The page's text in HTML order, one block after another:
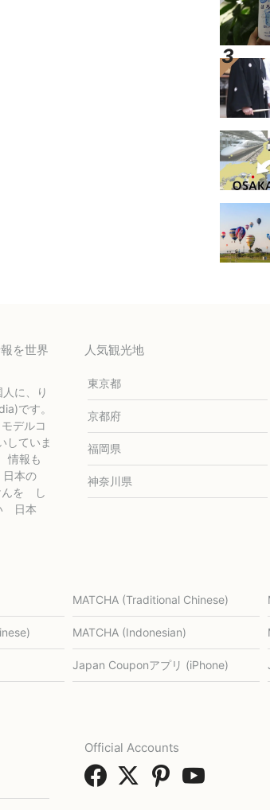
を世界
に、り
です。
デルコ
ていま
情報も
日本の
んを し
日本
人気観光地
東京都
京都府
福岡県
神奈川県
MATCHA (Traditional Chinese)
MATCHA (Indonesian)
Japan Couponアプリ (iPhone)
Official Accounts